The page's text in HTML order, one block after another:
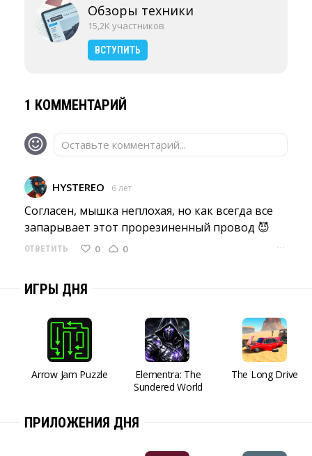
Обзоры техники
15,2K участников
ВСТУПИТЬ
1 КОММЕНТАРИЙ
Оставьте комментарий...
HYSTEREO 6 лет
Согласен, мышка неплохая, но как всегда все
запарывает этот прорезиненный провод 😈
ОТВЕТИТЬ 0 0 ···
ИГРЫ ДНЯ
Arrow Jam Puzzle
Elementra: The
Sundered World
The Long Drive
ПРИЛОЖЕНИЯ ДНЯ